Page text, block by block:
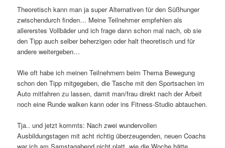
Theoretisch kann man ja super Alternativen für den Süßhunger
zwischendurch finden… Meine Teilnehmer empfehlen als
allererstes Vollbäder und ich frage dann schon mal nach, ob sie
den Tipp auch selber beherzigen oder halt theoretisch und für
andere weitergeben…
Wie oft habe ich meinen Teilnehmern beim Thema Bewegung
schon den Tipp mitgegeben, die Tasche mit den Sportsachen im
Auto mitfahren zu lassen, damit man/frau direkt nach der Arbeit
noch eine Runde walken kann oder ins Fitness-Studio abtauchen.
Tja.. und jetzt kommts: Nach zwei wundervollen
Ausbildungstagen mit acht richtig überzeugenden, neuen Coachs